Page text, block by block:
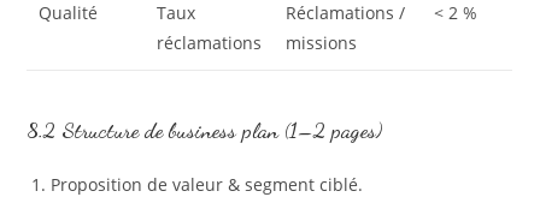
Qualité
Taux
réclamations
Réclamations /
missions
< 2 %
8.2 Structure de business plan (1–2 pages)
Proposition de valeur & segment ciblé.